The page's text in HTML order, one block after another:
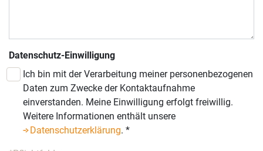
Datenschutz-Einwilligung
Ich bin mit der Verarbeitung meiner personenbezogenen
Daten zum Zwecke der Kontaktaufnahme
einverstanden. Meine Einwilligung erfolgt freiwillig.
Weitere Informationen enthält unsere
Datenschutzerklärung. *